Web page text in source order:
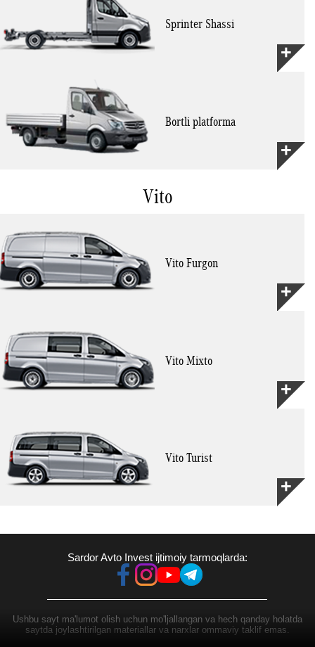
Sprinter Shassi
Bortli platforma
Vito
Vito Furgon
Vito Mixto
Vito Turist
Sardor Avto Invest ijtimoiy tarmoqlarda:
Ushbu sayt ma'lumot olish uchun mo'ljallangan va hech qanday holatda
saytda joylashtirilgan materiallar va narxlar ommaviy taklif emas.